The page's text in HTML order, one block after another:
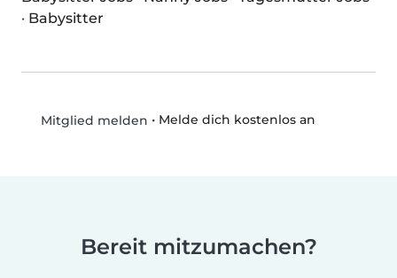
· Babysitter
Mitglied melden • Melde dich kostenlos an
Bereit mitzumachen?